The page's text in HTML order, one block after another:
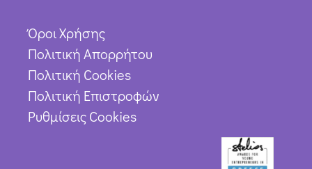
Όροι Χρήσης
Πολιτική Απορρήτου
Πολιτική Cookies
Πολιτική Επιστροφών
Ρυθμίσεις Cookies